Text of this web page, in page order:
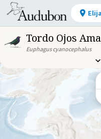
Tordo Ojos
Euphagus cyanocephalus